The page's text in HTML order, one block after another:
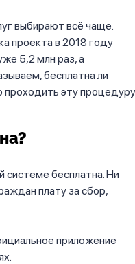
выбирают всё чаще.
проекта в 2018 году
5,2 млн раз, а
бесплатна ли
проходить эту
системе бесплатна. Ни
плату за сбор,
приложение